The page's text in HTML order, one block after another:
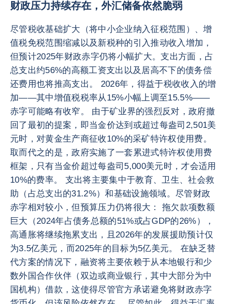
财政压力持续存在，外汇储备依然脆弱
尽管税收基础扩大（将中小企业纳入征税范围）、增
值税免税范围缩减以及新税种的引入推动收入增加，
但预计2025年财政赤字仍将小幅扩大。支出方面，占
总支出约56%的高额工资支出以及居高不下的债务偿
还费用也将推高支出。 2026年，得益于税收收入的增
加——其中增值税税率从15%小幅上调至15.5%——
赤字可能略有收窄。 由于矿业界的强烈反对，政府撤
回了最初的提案，即当金价达到或超过每盎司2,501美
元时，对黄金生产商征收10%的采矿特许权使用费。
取而代之的是，政府实施了一套累进式特许权使用费
框架，只有当金价超过每盎司5,000美元时，才会适用
10%的费率。 支出将主要集中于教育、卫生、社会救
助（占总支出的31.2%）和基础设施领域。尽管财政
赤字相对较小，但预算压力仍将很大： 拖欠款项数额
巨大（2024年占债务总额的51%或占GDP的26%），
高通胀将继续拖累支出，且2026年的发展援助预计仅
为3.5亿美元，而2025年的目标为5亿美元。 在缺乏替
代方案的情况下，融资将主要依赖于从本地银行和少
数外国合作伙伴（双边或商业银行，其中大部分为中
国机构）借款，这使得尽管官方承诺避免将财政赤字